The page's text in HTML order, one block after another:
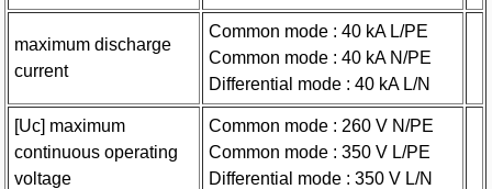
maximum discharge
current
Common mode : 40 kA L/PE
Common mode : 40 kA N/PE
Differential mode : 40 kA L/N
[Uc] maximum
continuous operating
voltage
Common mode : 260 V N/PE
Common mode : 350 V L/PE
Differential mode : 350 V L/N